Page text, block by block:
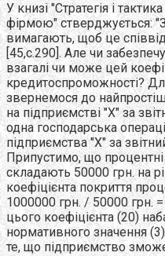
У книзі "Стратегія і
фірмою" стверджується:
вимагають, щоб це
[45,с.290]. Але чи
взагалі чи може цей
кредитоспроможності?
звернемося до
на підприємстві "Х" за
одна господарська
підприємства "Х" за
Припустимо, що
складають 50000 грн. на
коефіцієнта покриття
1000000 грн. / 50000 грн.
цього коефіцієнта (20)
нормативного значення
те, що підприємство